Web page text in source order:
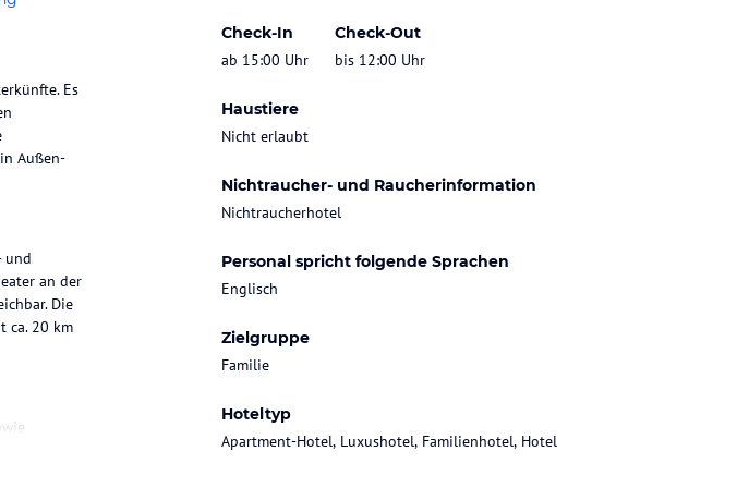
Check-In
ab 15:00 Uhr
Check-Out
bis 12:00 Uhr
Haustiere
Nicht erlaubt
Nichtraucher- und Raucherinformation
Nichtraucherhotel
Personal spricht folgende Sprachen
Englisch
Zielgruppe
Familie
Hoteltyp
Apartment-Hotel, Luxushotel, Familienhotel, Hotel
Es
Außen-
und
an der
Die
ca. 20 km
sowie